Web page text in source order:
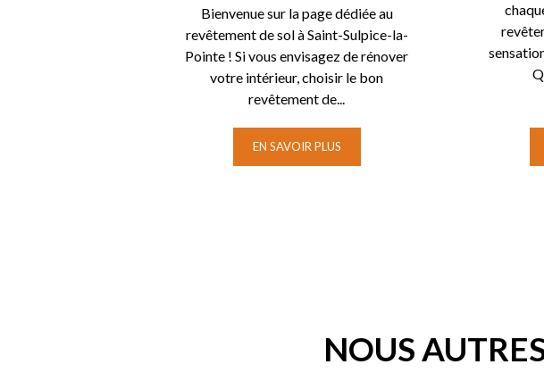
Bienvenue sur la page dédiée au
revêtement de sol à Saint-Sulpice-la-
Pointe ! Si vous envisagez de rénover
votre intérieur, choisir le bon
revêtement de...
EN SAVOIR PLUS
NOUS